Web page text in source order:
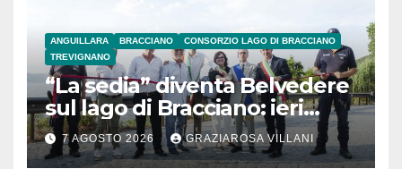
ANGUILLARA BRACCIANO
CONSORZIO LAGO DI BRACCIANO
TREVIGNANO
“La sedia” diventa Belvedere
sul lago di Bracciano: ieri
l’inaugurazione
7 AGOSTO 2026 GRAZIAROSA VILLANI